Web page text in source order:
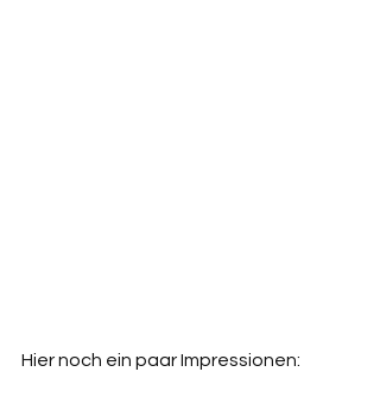
Hier noch ein paar Impressionen: